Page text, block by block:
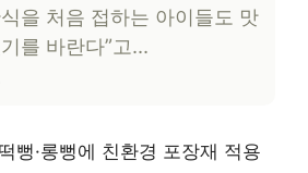
을 처음 접하는 아이들도 맛
를 바란다”고…
뻥·롱뻥에 친환경 포장재 적용